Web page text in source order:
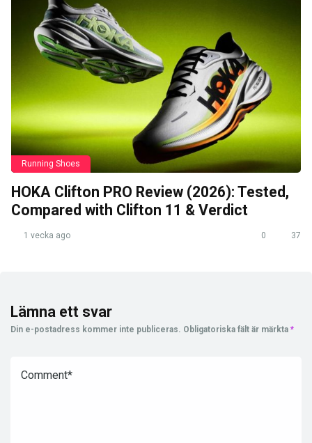
Running Shoes
HOKA Clifton PRO Review (2026): Tested,
Compared with Clifton 11 & Verdict
1 vecka ago 0 37
Lämna ett svar
Din e-postadress kommer inte publiceras. Obligatoriska fält är märkta *